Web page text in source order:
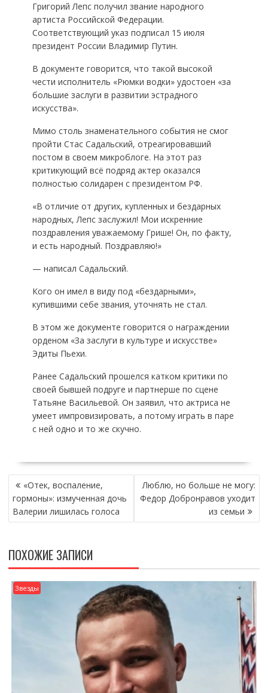
Григорий Лепс получил звание народного
артиста Российской Федерации.
Соответствующий указ подписал 15 июля
президент России Владимир Путин.
В документе говорится, что такой высокой
чести исполнитель «Рюмки водки» удостоен «за
большие заслуги в развитии эстрадного
искусства».
Мимо столь знаменательного события не смог
пройти Стас Садальский, отреагировавший
постом в своем микроблоге. На этот раз
критикующий всё подряд актер оказался
полностью солидарен с президентом РФ.
«В отличие от других, купленных и бездарных
народных, Лепс заслужил! Мои искренние
поздравления уважаемому Грише! Он, по факту,
и есть народный. Поздравляю!»
— написал Садальский.
Кого он имел в виду под «бездарными»,
купившими себе звания, уточнять не стал.
В этом же документе говорится о награждении
орденом «За заслуги в культуре и искусстве»
Эдиты Пьехи.
Ранее Садальский прошелся катком критики по
своей бывшей подруге и партнерше по сцене
Татьяне Васильевой. Он заявил, что актриса не
умеет импровизировать, а потому играть в паре
с ней одно и то же скучно.
НАВИГАЦИЯ
ПО
ЗАПИСЯМ
«Отек, воспаление,
гормоны»: измученная дочь
Валерии лишилась голоса
Люблю, но больше не могу:
Федор Добронравов уходит
из семьи
ПОХОЖИЕ ЗАПИСИ
Звезды